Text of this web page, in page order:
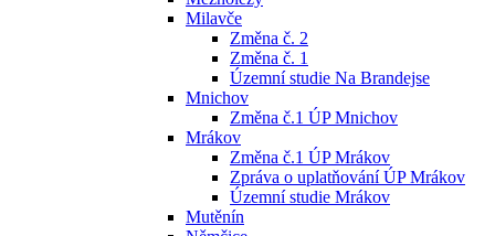
Milavče
Změna č. 2
Změna č. 1
Územní studie Na Brandejse
Mnichov
Změna č.1 ÚP Mnichov
Mrákov
Změna č.1 ÚP Mrákov
Zpráva o uplatňování ÚP Mrákov
Územní studie Mrákov
Mutěnín